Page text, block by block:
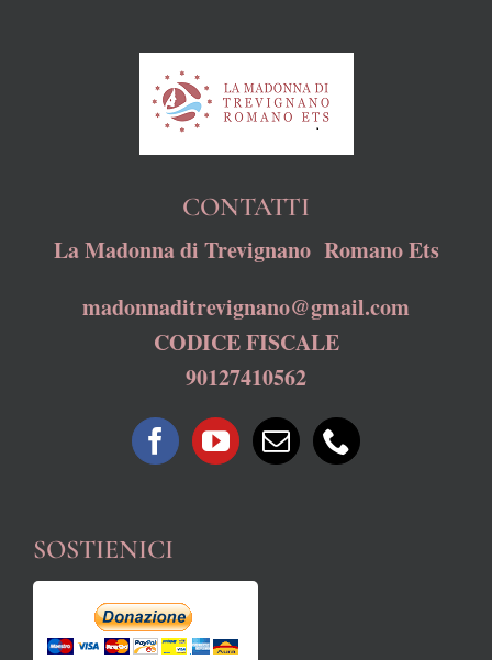
CONTATTI
La Madonna di Trevignano Romano Ets
madonnaditrevignano@gmail.com
CODICE FISCALE
90127410562
SOSTIENICI